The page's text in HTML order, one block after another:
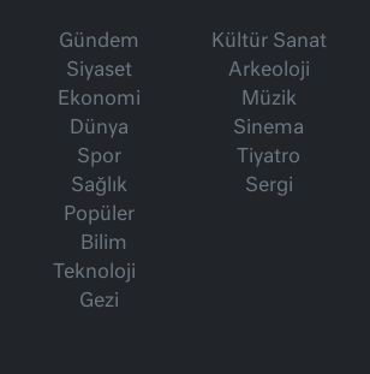
Gündem
Siyaset
Ekonomi
Dünya
Spor
Sağlık
Popüler
Bilim
Teknoloji
Gezi
Kültür Sanat
Arkeoloji
Müzik
Sinema
Tiyatro
Sergi